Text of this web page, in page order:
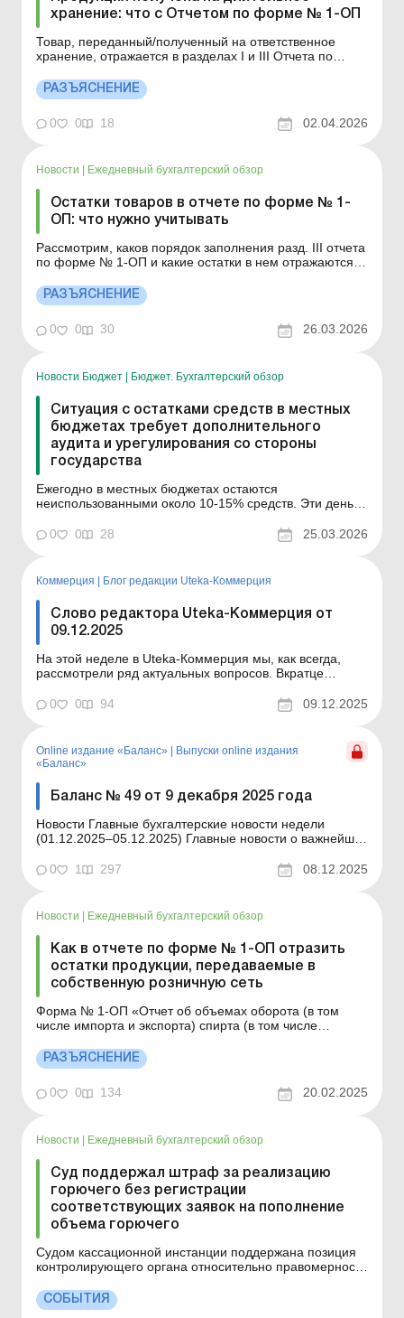
хранение: что с Отчетом по форме № 1-ОП
Товар, переданный/полученный на ответственное
хранение, отражается в разделах I и III Отчета по
Изучаем новые правила лицензирования производства
и оборота спирта, алкогольных напитков, табака и
горючего Как в Отчете по форме № 1-ОП отражается
продук...
РАЗЪЯСНЕНИЕ
0 0 18 02.04.2026
Новости Ежедневный бухгалтерский обзор
Остатки товаров в отчете по форме № 1-
ОП: что нужно учитывать
Рассмотрим, каков порядок заполнения разд. III отчета
по форме № 1-ОП и какие остатки в нем отражаются.
1 ошибка налогоплательщика в обзоре практики
Верховного Суда за январь 2026 года Каков порядок
заполнения разд. III «Залишки товарів на кін...
РАЗЪЯСНЕНИЕ
0 0 30 26.03.2026
Новости Бюджет | Бюджет. Бухгалтерский обзор
Ситуация с остатками средств в местных
бюджетах требует дополнительного
аудита и урегулирования со стороны
государства
Ежегодно в местных бюджетах остаются
неиспользованными около 10-15% средств. Эти деньги
программ или на Вооруженные силы Украины, однако
их просто придерживают в бюджетах. Эта ситуация
со стороны государст...
0 0 28 25.03.2026
Коммерция | Блог редакции Uteka-Коммерция
Слово редактора Uteka-Коммерция от
09.12.2025
На этой неделе в Uteka-Коммерция мы, как всегда,
рассмотрели ряд актуальных вопросов. Вкратце
коллеги! Вкратце ознакомлю вас с темами статей,
опубликованных на этой неделе в Uteka-Коммерция.
информируем ТЦК до 20 дек...
0 0 94 09.12.2025
Online издание «Баланс»
Выпуски online издания
«Баланс»
Баланс № 49 от 9 декабря 2025 года
Новости Главные бухгалтерские новости недели
(01.12.2025–05.12.2025) Главные новости о важнейших
ежедневно Содержание номера Юридические
0 1 297 08.12.2025
Новости Ежедневный бухгалтерский обзор
Как в отчете по форме № 1-ОП отразить
остатки продукции, передаваемые в
собственную розничную сеть
Форма № 1-ОП «Отчет об объемах оборота (в том
числе импорта и экспорта) спирта (в том числе
напитков, табачных изделий, жидкостей, используемых
в электронных сигаретах» и Порядок заполнения
формы № 1-ОП «Отчет об объемах оборота (в то...
РАЗЪЯСНЕНИЕ
0 0 134 20.02.2025
Новости | Ежедневный бухгалтерский обзор
Суд поддержал штраф за реализацию
горючего без регистрации
соответствующих заявок на пополнение
объема горючего
Судом кассационной инстанции поддержана позиция
контролирующего органа относительно правомерности
истцу увеличена сумма денежного обязательства и
применены штрафные (финансовые) санкции по
СОБЫТИЯ